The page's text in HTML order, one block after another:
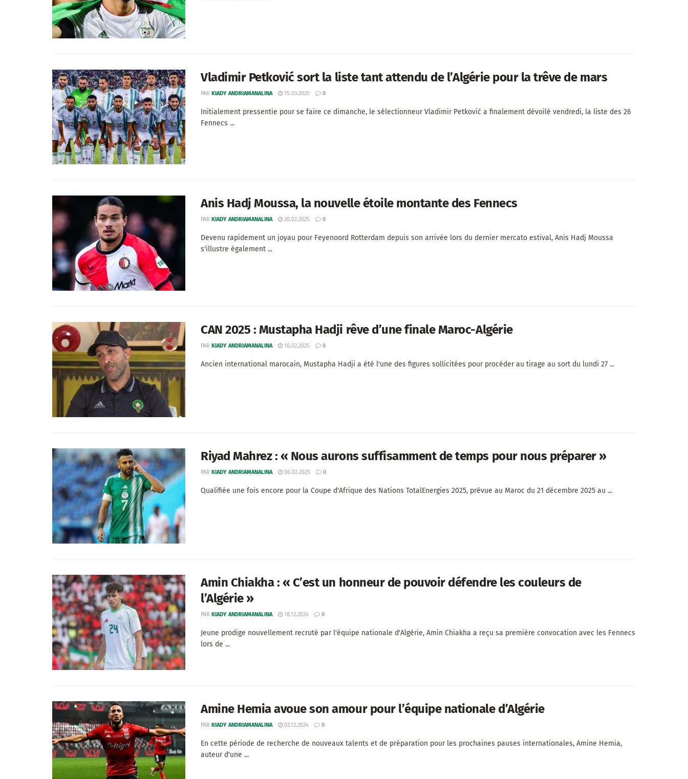
Vladimir Petković sort la liste tant attendu de l’Algérie pour la trêve de mars
PAR KIADY ANDRIAMANALINA 15.03.2025 0
Initialement pressentie pour se faire ce dimanche, le sélectionneur Vladimir Petković a finalement dévoilé vendredi, la liste des 26
Fennecs ...
Anis Hadj Moussa, la nouvelle étoile montante des Fennecs
PAR KIADY ANDRIAMANALINA 20.02.2025 0
Devenu rapidement un joyau pour Feyenoord Rotterdam depuis son arrivée lors du dernier mercato estival, Anis Hadj Moussa
s'illustre également ...
CAN 2025 : Mustapha Hadji rêve d’une finale Maroc-Algérie
PAR KIADY ANDRIAMANALINA 10.02.2025 0
Ancien international marocain, Mustapha Hadji a été l'une des figures sollicitées pour procéder au tirage au sort du lundi 27 ...
Riyad Mahrez : « Nous aurons suffisamment de temps pour nous préparer »
PAR KIADY ANDRIAMANALINA 06.02.2025 0
Qualifiée une fois encore pour la Coupe d'Afrique des Nations TotalEnergies 2025, prévue au Maroc du 21 décembre 2025 au ...
Amin Chiakha : « C’est un honneur de pouvoir défendre les couleurs de
l’Algérie »
PAR KIADY ANDRIAMANALINA 18.12.2024 0
Jeune prodige nouvellement recruté par l'équipe nationale d'Algérie, Amin Chiakha a reçu sa première convocation avec les Fennecs
lors de ...
Amine Hemia avoue son amour pour l’équipe nationale d’Algérie
PAR KIADY ANDRIAMANALINA 02.12.2024 0
En cette période de recherche de nouveaux talents et de préparation pour les prochaines pauses internationales, Amine Hemia,
auteur d'une ...